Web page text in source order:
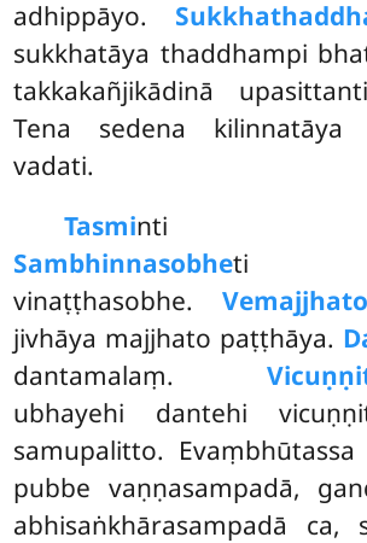
adhippāyo.
sukkhatāya thaddhampi
takkakañjikādinā
Tena sedena kilinnatāya
vadati.
Tasminti
Sambhinnasobheti
vinaṭṭhasobhe.
jivhāya majjhato paṭṭhāya.
dantamalaṃ.
ubhayehi dantehi
samupalitto. Evaṃbhūtassa
pubbe vaṇṇasampadā,
abhisaṅkhārasampadā ca,